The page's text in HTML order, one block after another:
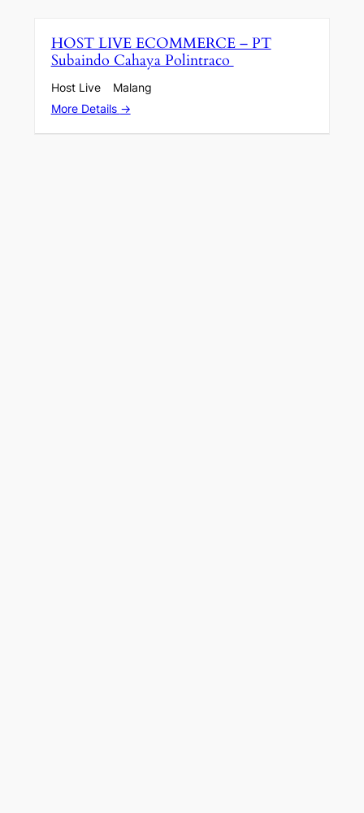
HOST LIVE ECOMMERCE – PT
Subaindo Cahaya Polintraco
Host Live
Malang
More Details